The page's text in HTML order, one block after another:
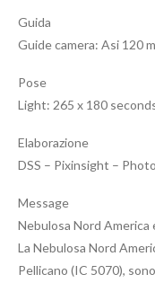
Guida
Guide camera: Asi 120
Pose
Light: 265 x 180
Elaborazione
DSS – Pixinsight –
Message
Nebulosa Nord America
La Nebulosa Nord
Pellicano (IC 5070),